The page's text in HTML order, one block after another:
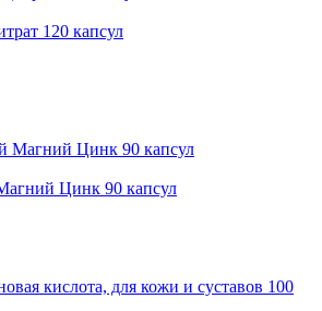
120 капсул
Цинк 90 капсул